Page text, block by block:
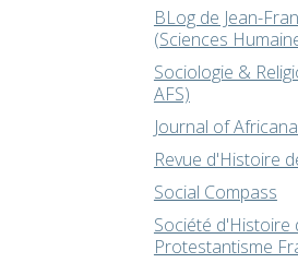
BLog de Jean-
(Sciences
Sociologie &
AFS)
Journal of
Revue d'Histoire
Social Compass
Société d'Histoire
Protestantisme